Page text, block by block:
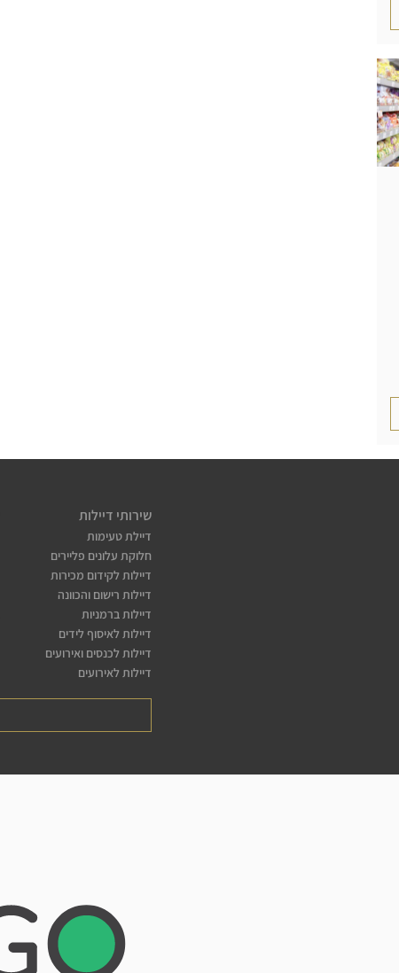
שירותי דיילות
דיילת טעימות
חלוקת עלונים פליירים
דיילות לקידום מכירות
דיילות רישום והכוונה
דיילות ברמניות
דיילות לאיסוף לידים
דיילות לכנסים ואירועים
דיילות לאירועים